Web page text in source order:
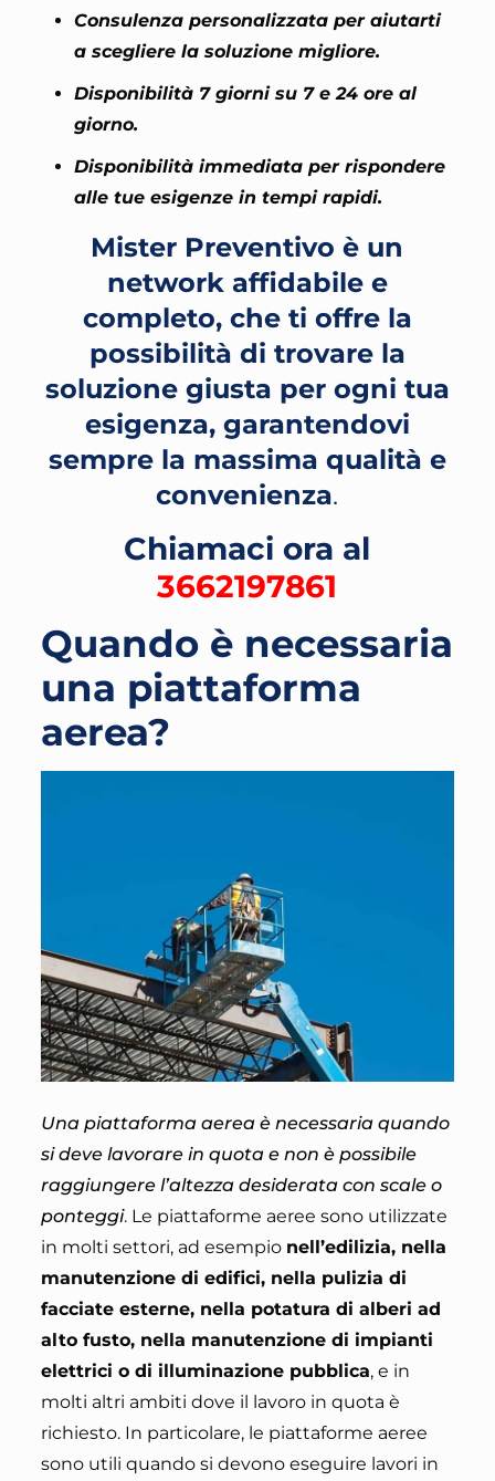
Consulenza personalizzata per aiutarti
a scegliere la soluzione migliore.
Disponibilità 7 giorni su 7 e 24 ore al
giorno.
Disponibilità immediata per rispondere
alle tue esigenze in tempi rapidi.
Mister Preventivo è un
network affidabile e
completo, che ti offre la
possibilità di trovare la
soluzione giusta per ogni tua
esigenza, garantendovi
sempre la massima qualità e
convenienza.
Chiamaci ora al
3662197861
Quando è necessaria
una piattaforma
aerea?
Una piattaforma aerea è necessaria quando
si deve lavorare in quota e non è possibile
raggiungere l’altezza desiderata con scale o
ponteggi. Le piattaforme aeree sono utilizzate
in molti settori, ad esempio nell’edilizia, nella
manutenzione di edifici, nella pulizia di
facciate esterne, nella potatura di alberi ad
alto fusto, nella manutenzione di impianti
elettrici o di illuminazione pubblica, e in
molti altri ambiti dove il lavoro in quota è
richiesto. In particolare, le piattaforme aeree
sono utili quando si devono eseguire lavori in